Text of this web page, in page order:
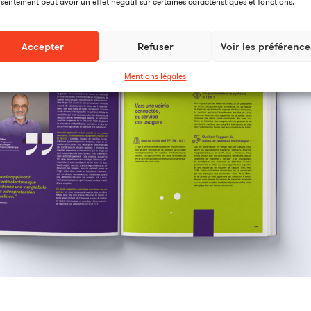
Accepter Refuser Voir les
Mentions légales